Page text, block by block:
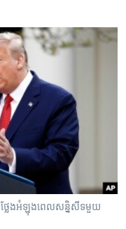
ថ្លែងអំឡុងពេលសន្និសីទមួយ